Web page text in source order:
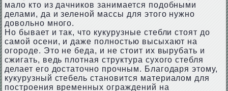
мало кто из дачников занимается подобными
делами, да и зеленой массы для этого нужно
довольно много.
Но бывает и так, что кукурузные стебли стоят до
самой осени, и даже полностью высыхают на
огороде. Это не беда, и не стоит их вырубать и
сжигать, ведь плотная структура сухого стебля
делает его достаточно прочным. Благодаря этому,
кукурузный стебель становится материалом для
построения временных ограждений на